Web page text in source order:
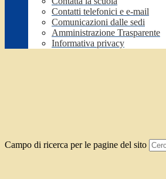
Contatti telefonici e e-mail
Comunicazioni dalle sedi
Amministrazione Trasparente
Informativa privacy
Campo di ricerca per le pagine del sito